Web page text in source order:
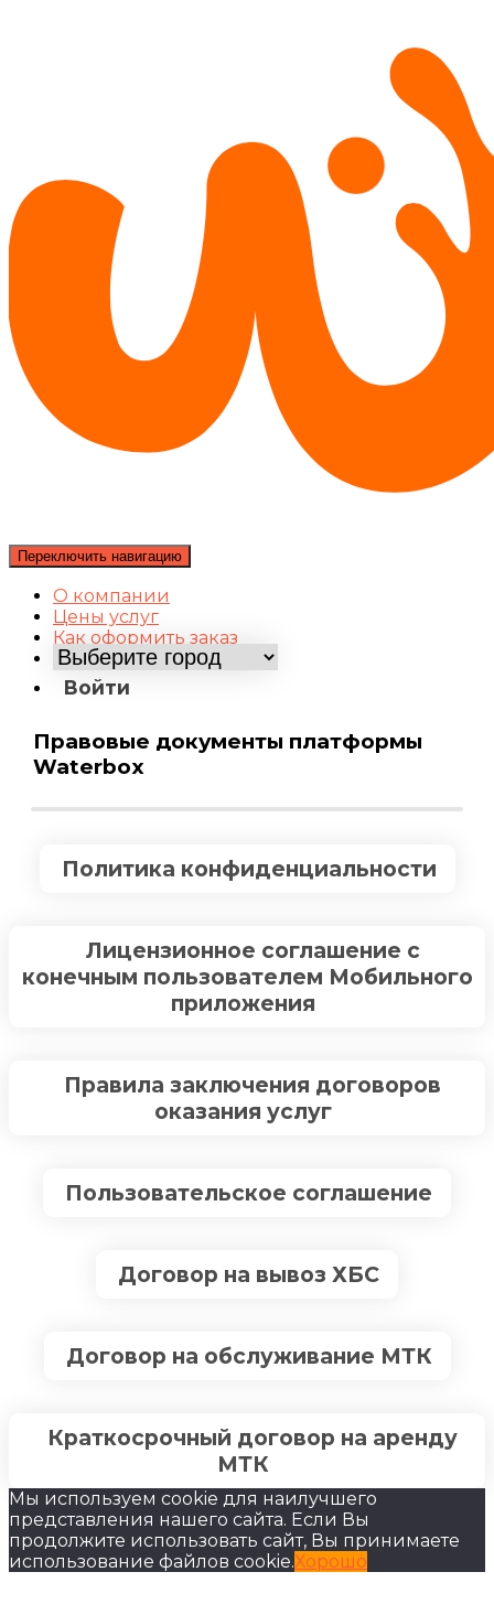
Переключить навигацию
О компании
Цены услуг
Как оформить заказ
Войти
Правовые документы платформы
Waterbox
Политика конфиденциальности
Лицензионное соглашение с
конечным пользователем Мобильного
приложения
Правила заключения договоров
оказания услуг
Пользовательское соглашение
Договор на вывоз ХБС
Договор на обслуживание МТК
Краткосрочный договор на аренду
МТК
Мы используем cookie для наилучшего
представления нашего сайта. Если Вы
продолжите использовать сайт, Вы принимаете
использование файлов cookie.Хорошо